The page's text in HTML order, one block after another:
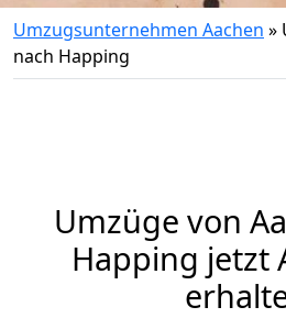
Umzugsunternehmen Aachen »
nach Happing
Umzüge von
Happing jetzt